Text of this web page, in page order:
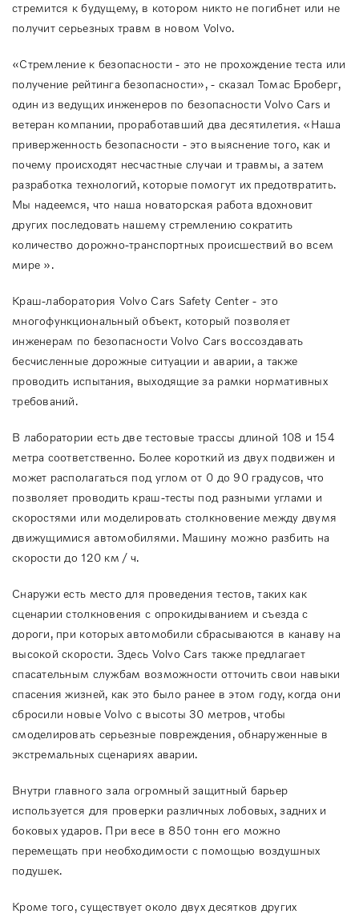
стремится к будущему, в котором никто не погибнет или не
получит серьезных травм в новом Volvo.
«Стремление к безопасности - это не прохождение теста или
получение рейтинга безопасности», - сказал Томас Броберг,
один из ведущих инженеров по безопасности Volvo Cars и
ветеран компании, проработавший два десятилетия. «Наша
приверженность безопасности - это выяснение того, как и
почему происходят несчастные случаи и травмы, а затем
разработка технологий, которые помогут их предотвратить.
Мы надеемся, что наша новаторская работа вдохновит
других последовать нашему стремлению сократить
количество дорожно-транспортных происшествий во всем
мире ».
Краш-лаборатория Volvo Cars Safety Center - это
многофункциональный объект, который позволяет
инженерам по безопасности Volvo Cars воссоздавать
бесчисленные дорожные ситуации и аварии, а также
проводить испытания, выходящие за рамки нормативных
требований.
В лаборатории есть две тестовые трассы длиной 108 и 154
метра соответственно. Более короткий из двух подвижен и
может располагаться под углом от 0 до 90 градусов, что
позволяет проводить краш-тесты под разными углами и
скоростями или моделировать столкновение между двумя
движущимися автомобилями. Машину можно разбить на
скорости до 120 км / ч.
Снаружи есть место для проведения тестов, таких как
сценарии столкновения с опрокидыванием и съезда с
дороги, при которых автомобили сбрасываются в канаву на
высокой скорости. Здесь Volvo Cars также предлагает
спасательным службам возможности отточить свои навыки
спасения жизней, как это было ранее в этом году, когда они
сбросили новые Volvo с высоты 30 метров, чтобы
смоделировать серьезные повреждения, обнаруженные в
экстремальных сценариях аварии.
Внутри главного зала огромный защитный барьер
используется для проверки различных лобовых, задних и
боковых ударов. При весе в 850 тонн его можно
перемещать при необходимости с помощью воздушных
подушек.
Кроме того, существует около двух десятков других